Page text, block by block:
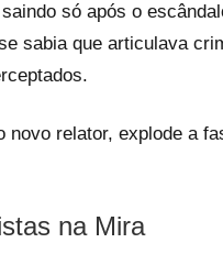
só após o
sabia que articulava
novo relator, explode a
na Mira